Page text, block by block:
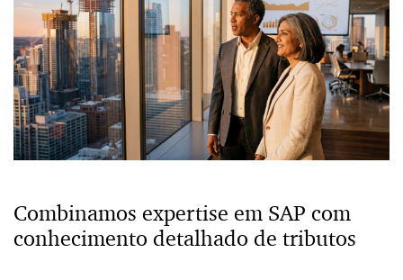
Combinamos expertise em SAP com
conhecimento detalhado de tributos